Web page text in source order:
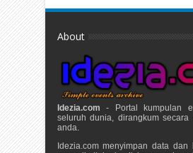
About
Idezia.com - Portal kumpulan
seluruh dunia, dirangkum secara
anda.
Idezia.com menyimpan data dan